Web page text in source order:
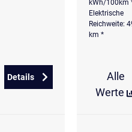
Trend el. Heckklappe
Details
zu Hyundai KONA Elektro
kWh/100km
Elektrische
Reichweite:
km *
Alle
Werte